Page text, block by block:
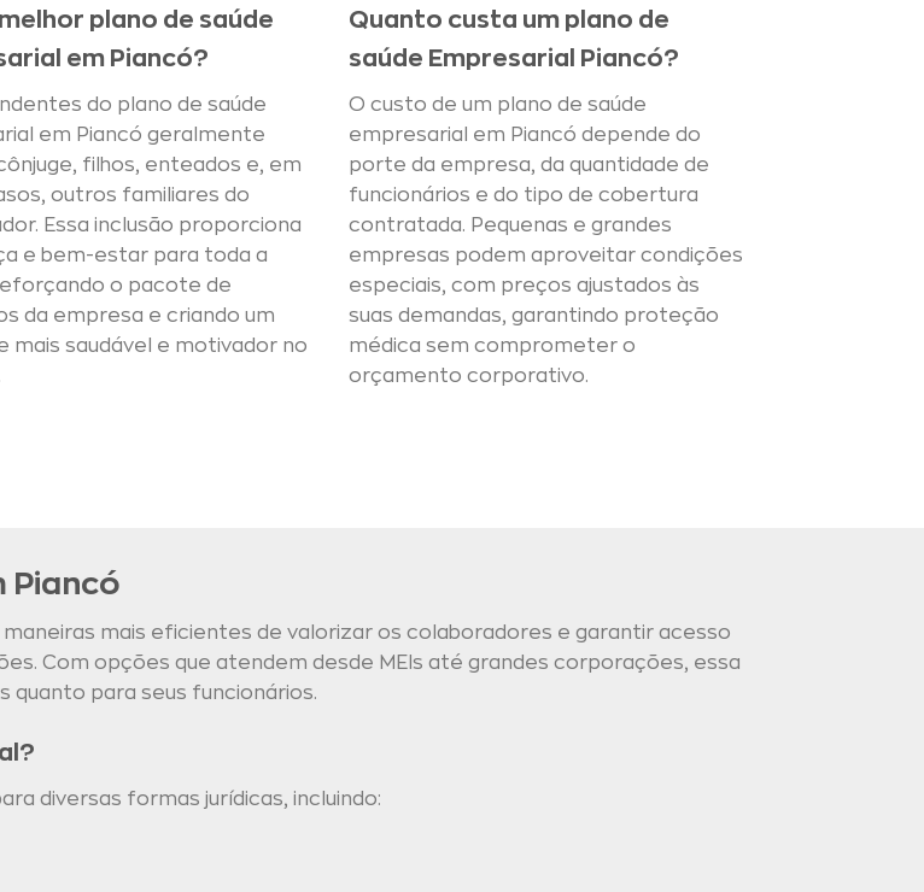
plano de saúde
em Piancó?
do plano de saúde
em Piancó geralmente
filhos, enteados e, em
outros familiares do
Essa inclusão proporciona
e bem-estar para toda a
o pacote de
da empresa e criando um
mais saudável e motivador no
Quanto custa um plano de
saúde Empresarial Piancó?
O custo de um plano de saúde
empresarial em Piancó depende do
porte da empresa, da quantidade de
funcionários e do tipo de cobertura
contratada. Pequenas e grandes
empresas podem aproveitar condições
especiais, com preços ajustados às
suas demandas, garantindo proteção
médica sem comprometer o
orçamento corporativo.
Piancó
mais eficientes de valorizar os colaboradores e garantir acesso
Com opções que atendem desde MEIs até grandes corporações, essa
para seus funcionários.
diversas formas jurídicas, incluindo: